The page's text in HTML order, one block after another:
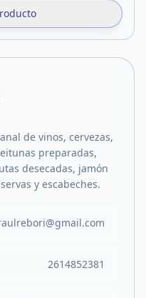
de vinos, cervezas,
preparadas,
desecadas, jamón
y escabeches.
2614852381